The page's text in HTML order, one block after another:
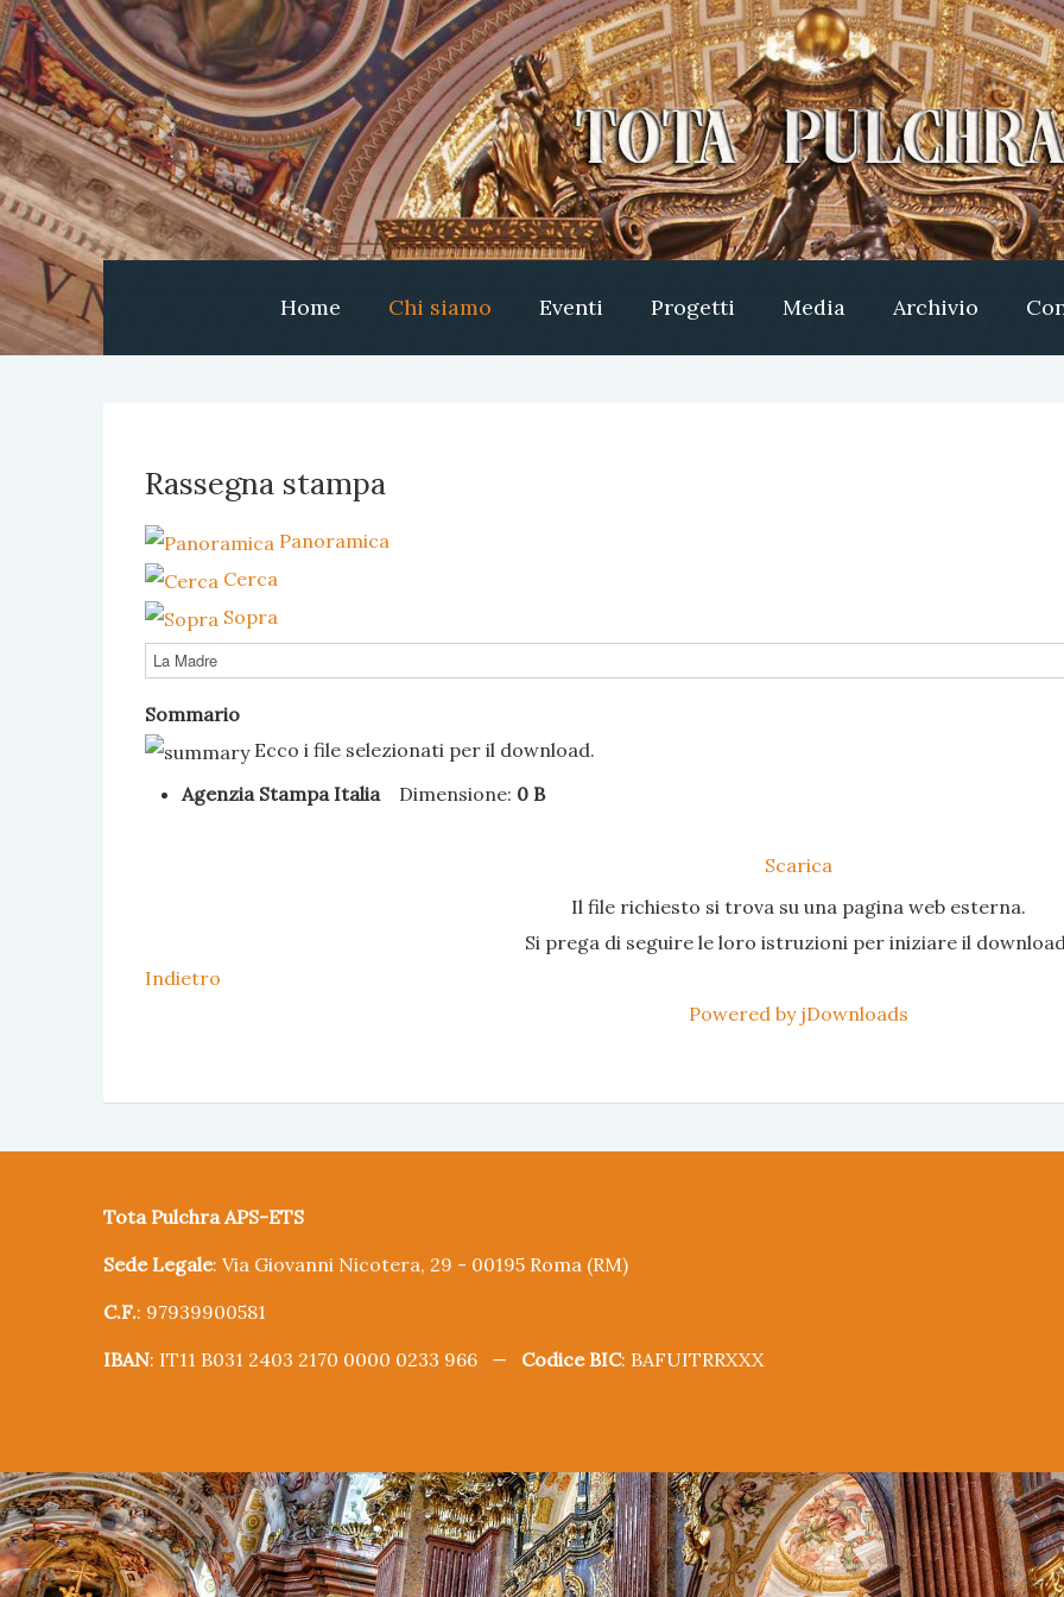
Home Chi siamo Eventi Progetti Media Archivio
Rassegna stampa
Panoramica
Cerca
Sopra
Sommario
Ecco i file selezionati per il download.
Agenzia Stampa Italia Dimensione: 0 B
Scarica
Il file richiesto si trova su una pagina web esterna.
Si prega di seguire le loro istruzioni per iniziare il
Indietro
Powered by jDownloads
Tota Pulchra APS-ETS
Sede Legale: Via Giovanni Nicotera, 29 - 00195 Roma (RM)
C.F.: 97939900581
IBAN: IT11 B031 2403 2170 0000 0233 966 — Codice BIC: BAFUITRRXXX